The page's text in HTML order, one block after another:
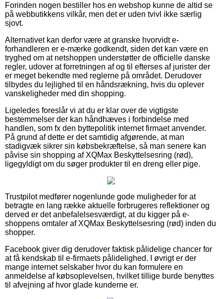
Forinden nogen bestiller hos en webshop kunne de altid se
på webbutikkens vilkår, men det er uden tvivl ikke særlig
sjovt.
Alternativet kan derfor være at granske hvorvidt e-
forhandleren er e-mærke godkendt, siden det kan være en
tryghed om at netshoppen understøtter de officielle danske
regler, udover at forretningen af og til efterses af jurister der
er meget bekendte med reglerne på området. Derudover
tilbydes du lejlighed til en håndsrækning, hvis du oplever
vanskeligheder med din shopping.
Ligeledes foreslår vi at du er klar over de vigtigste
bestemmelser der kan håndhæves i forbindelse med
handlen, som fx den byttepolitik internet firmaet anvender.
På grund af dette er det samtidig afgørende, at man
stadigvæk sikrer sin købsbekræftelse, så man senere kan
påvise sin shopping af XQMax Beskyttelsesring (rød),
ligegyldigt om du søger produkter til en dreng eller pige.
Trustpilot medfører nogenlunde gode muligheder for at
betragte en lang række aktuelle forbrugeres reflektioner og
derved er det anbefalelsesværdigt, at du kigger på e-
shoppens omtaler af XQMax Beskyttelsesring (rød) inden du
shopper.
Facebook giver dig derudover faktisk pålidelige chancer for
at få kendskab til e-firmaets pålidelighed. I øvrigt er der
mange internet selskaber hvor du kan formulere en
anmeldelse af købsoplevelsen, hvilket tillige burde benyttes
til afvejning af hvor glade kunderne er.